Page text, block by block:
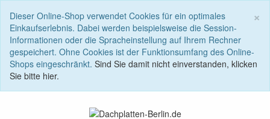
×
Dieser Online-Shop verwendet Cookies für ein optimales
Einkaufserlebnis. Dabei werden beispielsweise die Session-
Informationen oder die Spracheinstellung auf Ihrem Rechner
gespeichert. Ohne Cookies ist der Funktionsumfang des Online-
Shops eingeschränkt. Sind Sie damit nicht einverstanden, klicken
Sie bitte hier.